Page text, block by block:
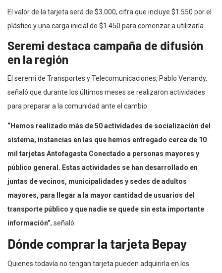
El valor de la tarjeta será de $3.000, cifra que incluye $1.550 por el
plástico y una carga inicial de $1.450 para comenzar a utilizarla.
Seremi destaca campaña de difusión
en la región
El seremi de Transportes y Telecomunicaciones, Pablo Venandy,
señaló que durante los últimos meses se realizaron actividades
para preparar a la comunidad ante el cambio.
“Hemos realizado más de 50 actividades de socialización del
sistema, instancias en las que hemos entregado cerca de 10
mil tarjetas Antofagasta Conectado a personas mayores y
público general. Estas actividades se han desarrollado en
juntas de vecinos, municipalidades y sedes de adultos
mayores, para llegar a la mayor cantidad de usuarios del
transporte público y que nadie se quede sin esta importante
información”, señaló.
Dónde comprar la tarjeta Bepay
Quienes todavía no tengan tarjeta pueden adquirirla en los